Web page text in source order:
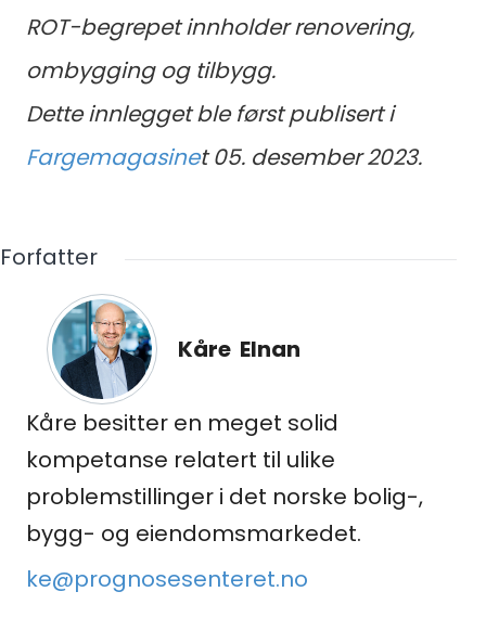
Medlemskap
Kurs og konferanser
Kompetanse
Forbruker
Aktuelt
ROT-begrepet innholder renovering,
ombygging og tilbygg.
Dette innlegget ble først publisert i
Fargemagasinet 05. desember 2023.
Forfatter
Kåre Elnan
Kåre besitter en meget solid
kompetanse relatert til ulike
problemstillinger i det norske bolig-,
bygg- og eiendomsmarkedet.
ke@prognosesenteret.no